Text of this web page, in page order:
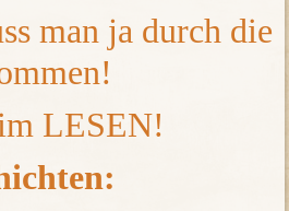
man ja durch die
LESEN!